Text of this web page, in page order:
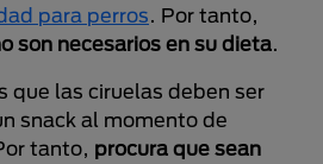
para perros. Por tanto,
son necesarios en su dieta.
que las ciruelas deben ser
snack al momento de
tanto, procura que sean